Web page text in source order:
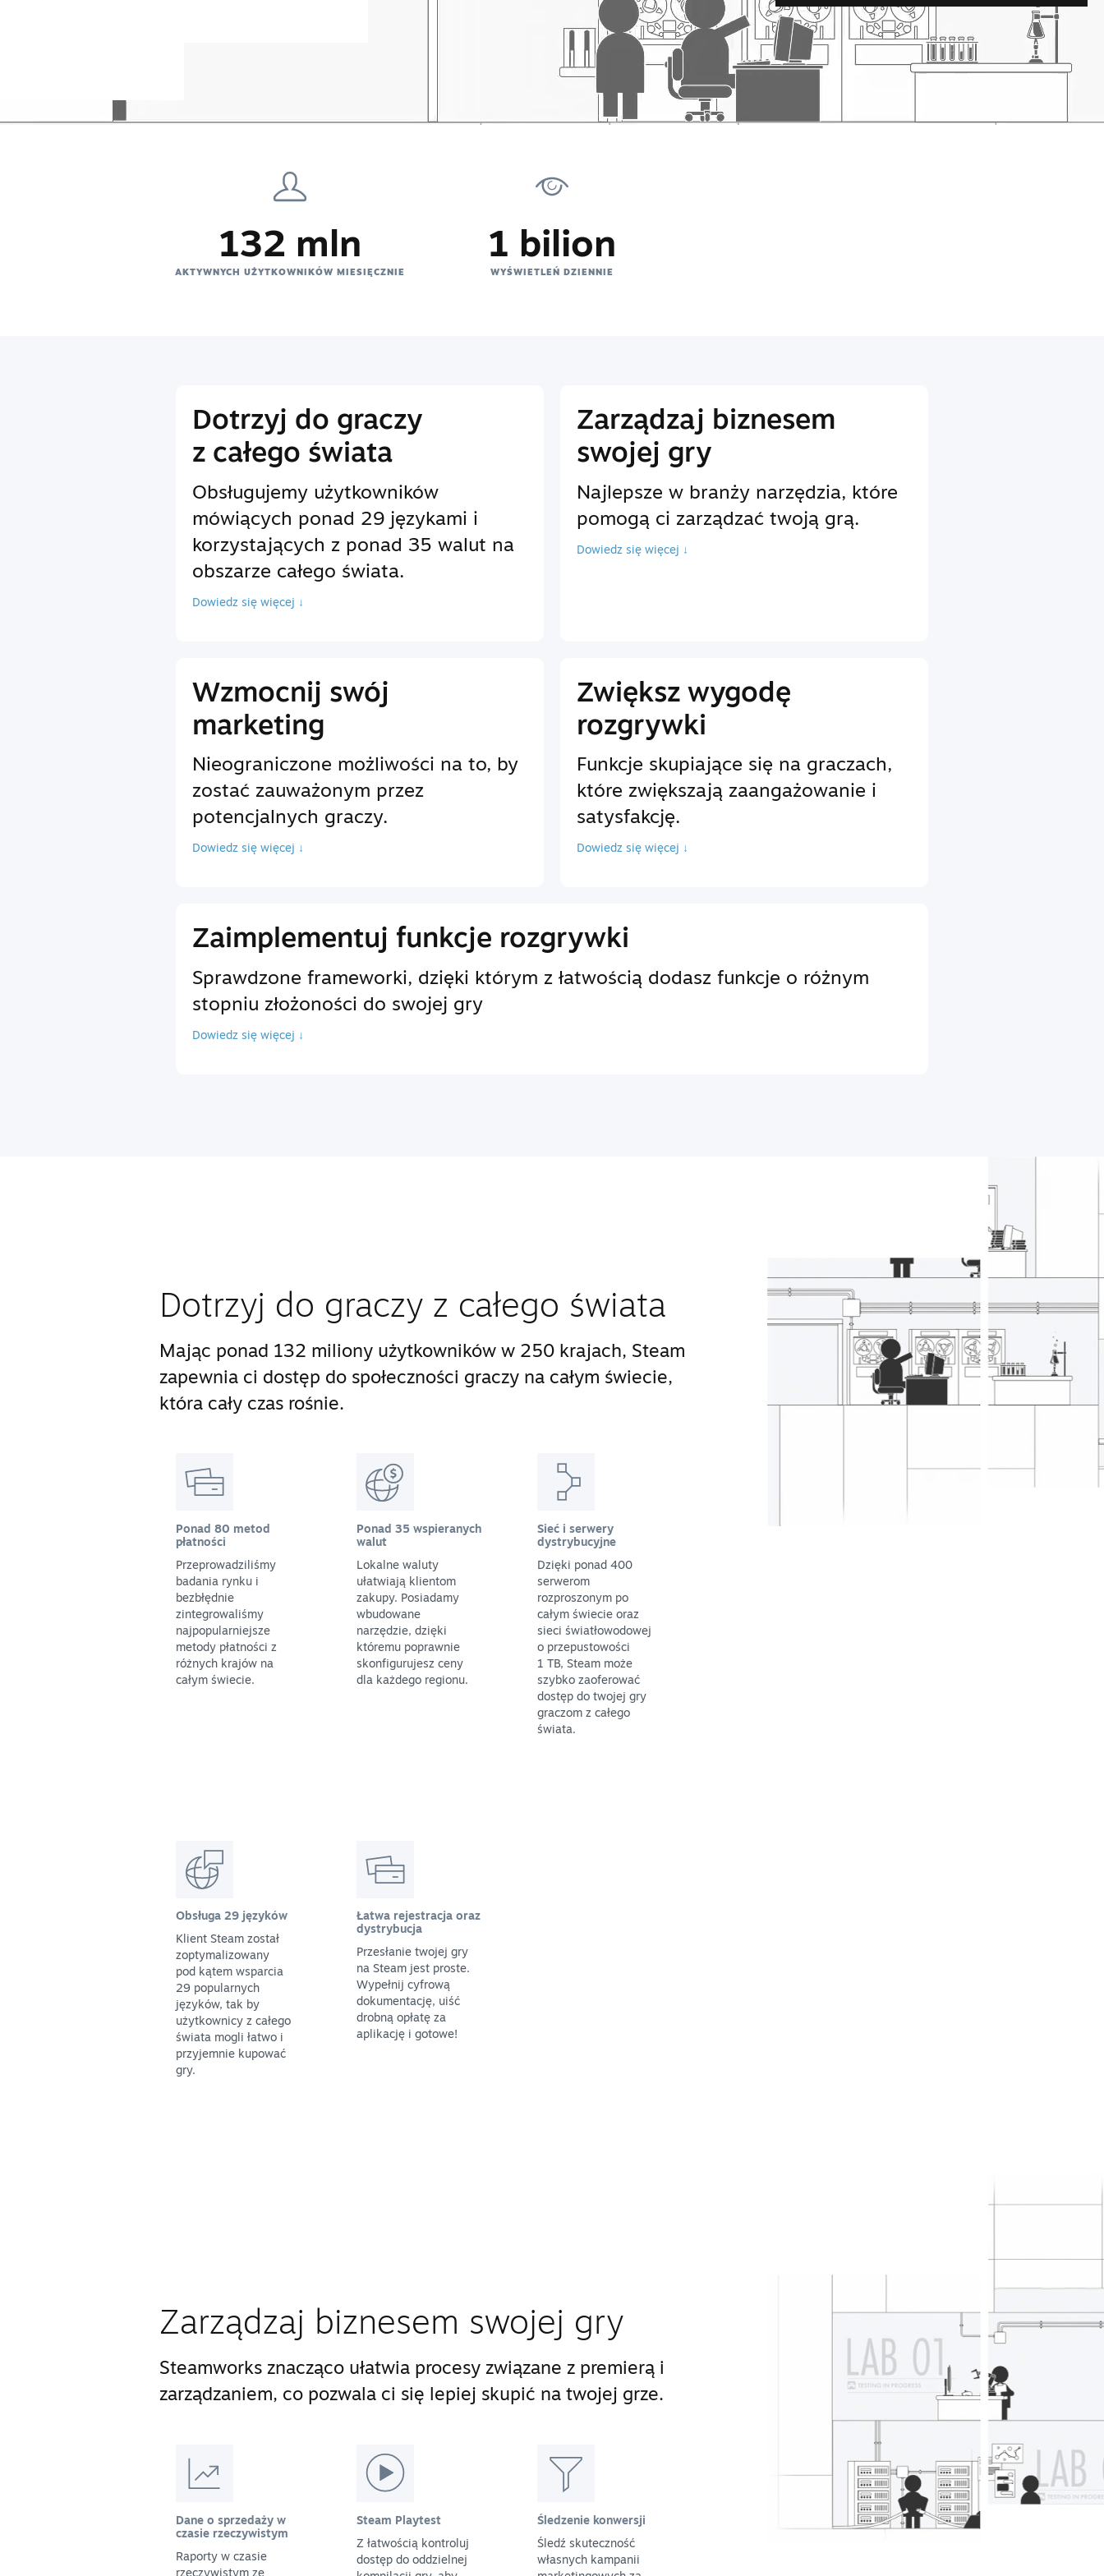
132 mln
AKTYWNYCH UŻYTKOWNIKÓW MIESIĘCZNIE
1 bilion
WYŚWIETLEŃ DZIENNIE
Dotrzyj do graczy
z całego świata
Obsługujemy użytkowników
mówiących ponad 29 językami i
korzystających z ponad 35 walut na
obszarze całego świata.
Dowiedz się więcej ↓
Zarządzaj biznesem
swojej gry
Najlepsze w branży narzędzia, które
pomogą ci zarządzać twoją grą.
Dowiedz się więcej ↓
Wzmocnij swój
marketing
Nieograniczone możliwości na to, by
zostać zauważonym przez
potencjalnych graczy.
Dowiedz się więcej ↓
Zwiększ wygodę
rozgrywki
Funkcje skupiające się na graczach,
które zwiększają zaangażowanie i
satysfakcję.
Dowiedz się więcej ↓
Zaimplementuj funkcje rozgrywki
Sprawdzone frameworki, dzięki którym z łatwością dodasz funkcje o różnym
stopniu złożoności do swojej gry
Dowiedz się więcej ↓
Dotrzyj do graczy z całego świata
Mając ponad 132 miliony użytkowników w 250 krajach, Steam
zapewnia ci dostęp do społeczności graczy na całym świecie,
która cały czas rośnie.
Ponad 80 metod
płatności
Przeprowadziliśmy
badania rynku i
bezbłędnie
zintegrowaliśmy
najpopularniejsze
metody płatności z
różnych krajów na
całym świecie.
Ponad 35 wspieranych
walut
Lokalne waluty
ułatwiają klientom
zakupy. Posiadamy
wbudowane
narzędzie, dzięki
któremu poprawnie
skonfigurujesz ceny
dla każdego regionu.
Sieć i serwery
dystrybucyjne
Dzięki ponad 400
serwerom
rozproszonym po
całym świecie oraz
sieci światłowodowej
o przepustowości
1 TB, Steam może
szybko zaoferować
dostęp do twojej gry
graczom z całego
świata.
Obsługa 29 języków
Klient Steam został
zoptymalizowany
pod kątem wsparcia
29 popularnych
języków, tak by
użytkownicy z całego
świata mogli łatwo i
przyjemnie kupować
gry.
Łatwa rejestracja oraz
dystrybucja
Przesłanie twojej gry
na Steam jest proste.
Wypełnij cyfrową
dokumentację, uiść
drobną opłatę za
aplikację i gotowe!
Zarządzaj biznesem swojej gry
Steamworks znacząco ułatwia procesy związane z premierą i
zarządzaniem, co pozwala ci się lepiej skupić na twojej grze.
Dane o sprzedaży w
czasie rzeczywistym
Raporty w czasie
rzeczywistym ze
Steam Playtest
Z łatwością kontroluj
dostęp do oddzielnej
Śledzenie konwersji
Śledź skuteczność
własnych kampanii